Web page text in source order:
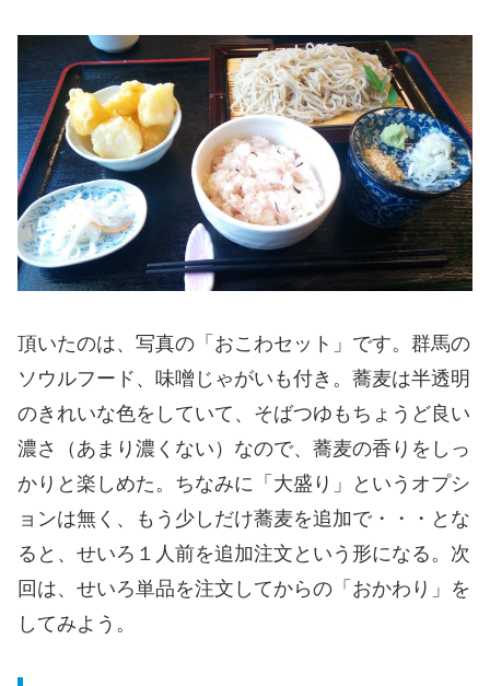
頂いたのは、写真の「おこわセット」です。群馬の
ソウルフード、味噌じゃがいも付き。蕎麦は半透明
のきれいな色をしていて、そばつゆもちょうど良い
濃さ（あまり濃くない）なので、蕎麦の香りをしっ
かりと楽しめた。ちなみに「大盛り」というオプシ
ョンは無く、もう少しだけ蕎麦を追加で・・・とな
ると、せいろ１人前を追加注文という形になる。次
回は、せいろ単品を注文してからの「おかわり」を
してみよう。